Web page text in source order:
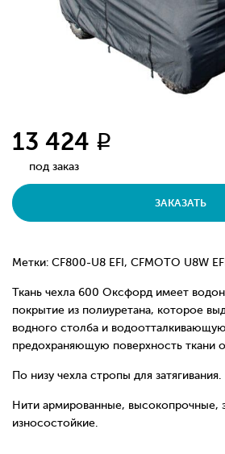
13 424 q
под заказ
ЗАКАЗАТЬ
Метки: CF800-U8 EFI, CFMOTO U8W
Ткань чехла 600 Оксфорд имеет
покрытие из полиуретана, которое
водного столба и
предохраняющую поверхность ткани
По низу чехла стропы для затягивания.
Нити армированные, высокопрочные,
износостойкие.